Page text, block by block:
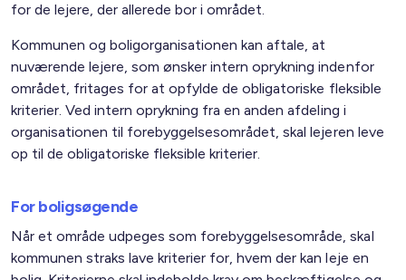
for de lejere, der allerede bor i området.
Kommunen og boligorganisationen kan aftale, at
nuværende lejere, som ønsker intern oprykning indenfor
området, fritages for at opfylde de obligatoriske fleksible
kriterier. Ved intern oprykning fra en anden afdeling i
organisationen til forebyggelsesområdet, skal lejeren leve
op til de obligatoriske fleksible kriterier.
For boligsøgende
Når et område udpeges som forebyggelsesområde, skal
kommunen straks lave kriterier for, hvem der kan leje en